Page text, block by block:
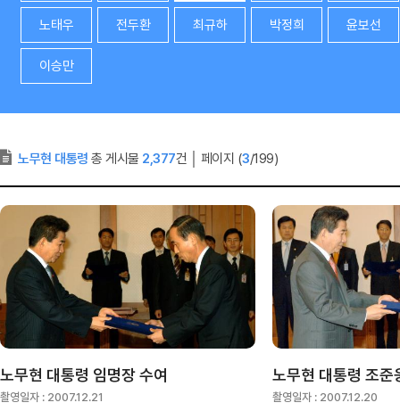
노태우 전두환 최규하 박정희 윤보선
이승만
노무현 대통령 총 게시물 2,377건 페이지 (3/199)
노무현 대통령 임명장 수여
촬영일자 : 2007.12.21 촬영일자 : 2007.12.20